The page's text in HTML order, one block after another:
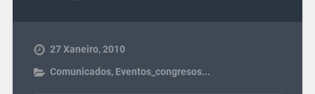
27 Xaneiro, 2010
Comunicados, Eventos_congresos...